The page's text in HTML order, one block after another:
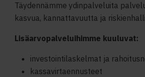
Täydennämme ydinpalveluita
kasvua, kannattavuutta ja
Lisäarvopalveluihimme kuuluvat:
investointilaskelmat ja
kassavirtaennusteet